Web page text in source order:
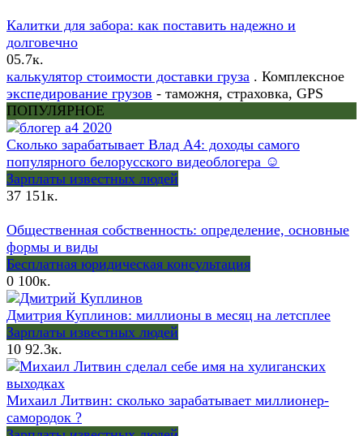
Калитки для забора: как поставить надежно и
долговечно
05.7к.
калькулятор стоимости доставки груза . Комплексное
экспедирование грузов - таможня, страховка, GPS
ПОПУЛЯРНОЕ
Сколько зарабатывает Влад А4: доходы самого
популярного белорусского видеоблогера ☺
Зарплаты известных людей
37 151к.
Общественная собственность: определение, основные
формы и виды
Бесплатная юридическая консультация
0 100к.
Дмитрия Куплинов: миллионы в месяц на летсплее
Зарплаты известных людей
10 92.3к.
Михаил Литвин: сколько зарабатывает миллионер-
самородок ?